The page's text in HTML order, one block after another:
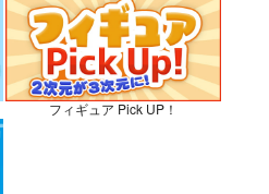
カート カート
禁断で禁断じゃないちょっと禁断な
義兄妹ラブコメは未遂えっちから始
フィギュア Pick UP！